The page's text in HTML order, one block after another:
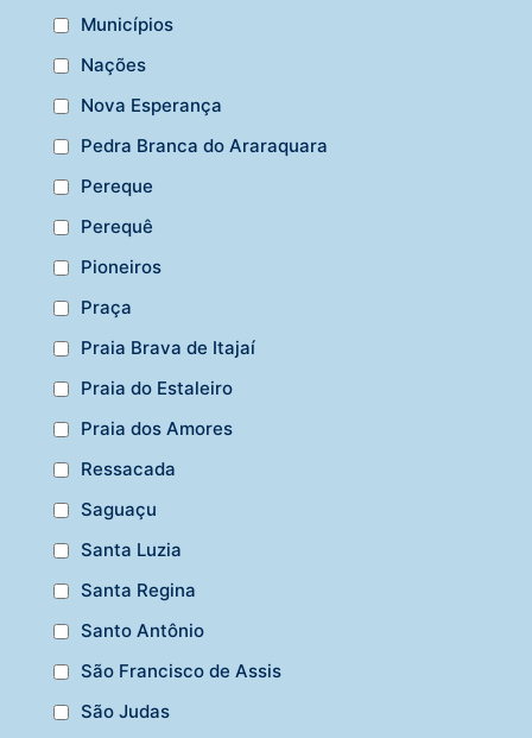
Municípios
Nações
Nova Esperança
Pedra Branca do Araraquara
Pereque
Perequê
Pioneiros
Praça
Praia Brava de Itajaí
Praia do Estaleiro
Praia dos Amores
Ressacada
Saguaçu
Santa Luzia
Santa Regina
Santo Antônio
São Francisco de Assis
São Judas